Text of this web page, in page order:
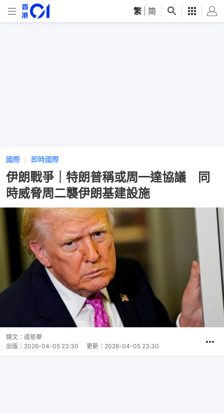
繁 简
國際 即時國際
伊朗戰爭｜特朗普稱或周一達協議 同
時威脅周二襲伊朗基建設施
撰文： 成依華
出版： 2026-04-05 23:30 更新： 2026-04-05 23:30